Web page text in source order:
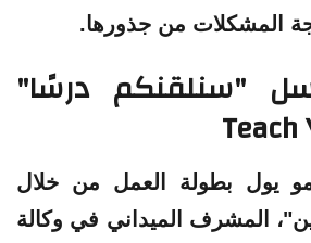
المشكلات من جذورها.
"سنلقنكم درسًا"
Teach
يول بطولة العمل من خلال
المشرف الميداني في وكالة